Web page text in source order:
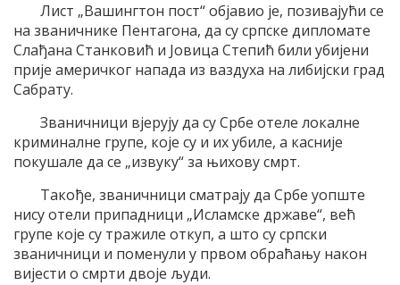
Лист „Вашингтон пост“ објавио је, позивајући се
на званичнике Пентагона, да су српске дипломате
Слађана Станковић и Јовица Степић били убијени
прије америчког напада из ваздуха на либијски град
Сабрату.
Званичници вјерују да су Србе отеле локалне
криминалне групе, које су и их убиле, а касније
покушале да се „извуку“ за њихову смрт.
Такође, званичници сматрају да Србе уопште
нису отели припадници „Исламске државе“, већ
групе које су тражиле откуп, а што су српски
званичници и поменули у првом обраћању након
вијести о смрти двоје људи.